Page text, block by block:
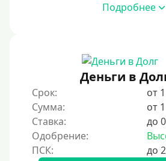
Без документов
По ИНН
По загранпаспорту
По военному билету
Подробнее
Деньги в
Срок:
от
Сумма:
от
Ставка:
до
Одобрение: